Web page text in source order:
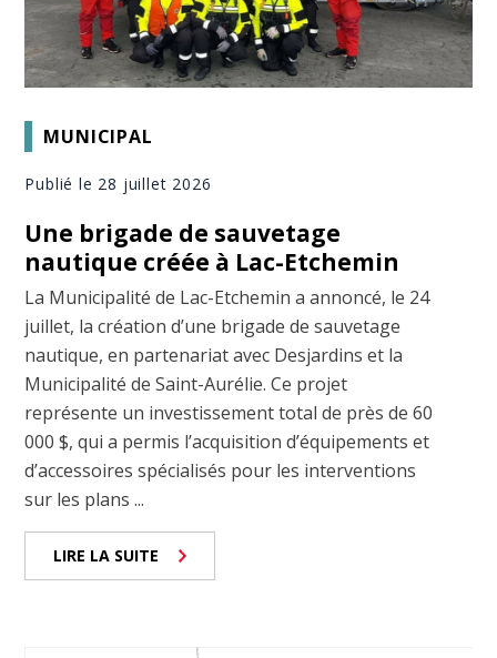
MUNICIPAL
Publié le 28 juillet 2026
Une brigade de sauvetage
nautique créée à Lac-Etchemin
La Municipalité de Lac-Etchemin a annoncé, le 24
juillet, la création d’une brigade de sauvetage
nautique, en partenariat avec Desjardins et la
Municipalité de Saint-Aurélie. Ce projet
représente un investissement total de près de 60
000 $, qui a permis l’acquisition d’équipements et
d’accessoires spécialisés pour les interventions
sur les plans ...
LIRE LA SUITE